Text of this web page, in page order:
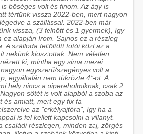
bőséges volt és finom. Az ágy is
tértünk vissza 2022-ben, mert nagyon
a szállással. 2022-ben már
vissza, (3 felnőtt és 1 gyermek), így
ez alapján írom. Sajnos ez a részleg
A szálloda feltöltött fotói közt az a
nekünk kiosztottak. Nem véletlen
ki, mintha egy sima mezei
egyszerű/szegényes volt a
egyáltalán nem tükrözte 4*-ot. A
hely nincs a pipereholmiknak, csak 2
sötét is volt alapból a szoba az
és amiatt, mert egy fix fa
az "erkélyajtóra", így ha a
is fel kellett kapcsolni a villanyt.
családi részlegen, minden zaj, zörgés